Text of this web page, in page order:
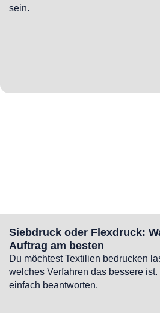
sein.
Siebdruck oder Flexdruck:
Auftrag am besten
Du möchtest Textilien bedrucken
welches Verfahren das bessere
einfach beantworten.